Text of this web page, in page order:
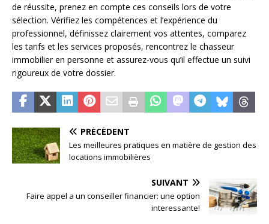
de réussite, prenez en compte ces conseils lors de votre
sélection. Vérifiez les compétences et l’expérience du
professionnel, définissez clairement vos attentes, comparez
les tarifs et les services proposés, rencontrez le chasseur
immobilier en personne et assurez-vous qu’il effectue un suivi
rigoureux de votre dossier.
PRÉCÉDENT
Les meilleures pratiques en matière de gestion des
locations immobilières
SUIVANT
Faire appel a un conseiller financier: une option
interessante!